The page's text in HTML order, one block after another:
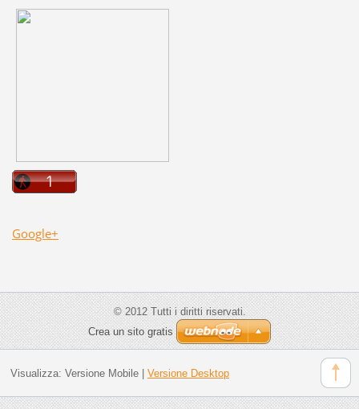
Google+
© 2012 Tutti i diritti riservati.
Crea un sito gratis
Visualizza: Versione Mobile| Versione Desktop